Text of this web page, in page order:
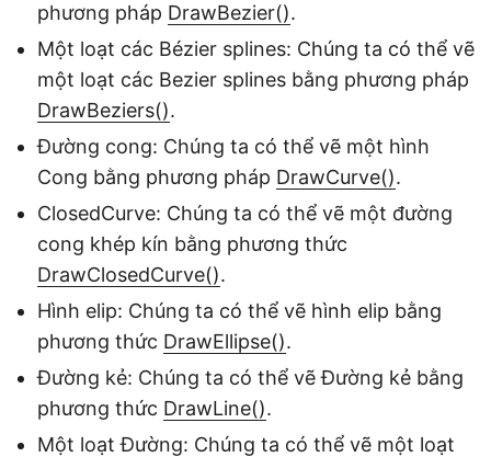
phương pháp DrawBezier().
Một loạt các Bézier splines: Chúng ta có thể vẽ
một loạt các Bezier splines bằng phương pháp
DrawBeziers().
Đường cong: Chúng ta có thể vẽ một hình
Cong bằng phương pháp DrawCurve().
ClosedCurve: Chúng ta có thể vẽ một đường
cong khép kín bằng phương thức
DrawClosedCurve().
Hình elip: Chúng ta có thể vẽ hình elip bằng
phương thức DrawEllipse().
Đường kẻ: Chúng ta có thể vẽ Đường kẻ bằng
phương thức DrawLine().
Một loạt Đường: Chúng ta có thể vẽ một loạt